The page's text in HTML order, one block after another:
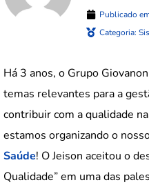
Publicado
Categoria:
Há 3 anos, o Grupo
temas relevantes para a
contribuir com a qualidade
estamos organizando o
Saúde! O Jeison aceitou o
Qualidade” em uma das